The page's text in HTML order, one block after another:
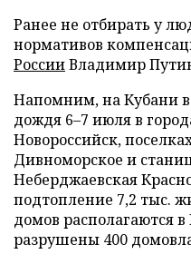
Ранее не отбирать у
нормативов
РоссииВладимир
Напомним, на Кубани в
дождя 6–7 июля в
Новороссийск,
Дивноморское и
Неберджаевская
подтопление 7,2 тыс.
домов располагаются
разрушены 400